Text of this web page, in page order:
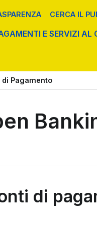
CERCA IL
UFFICIO POSTALE
E SERVIZI AL
PRELIEVI
Pagamento
di